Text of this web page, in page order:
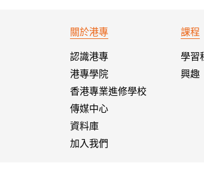
關於港專
認識港專
港專學院
香港專業進修學校
傳媒中心
資料庫
加入我們
課程
學習
興趣